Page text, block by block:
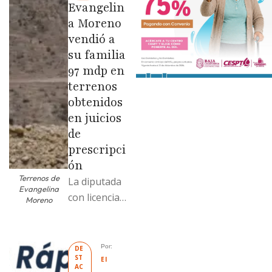
Terrenos de
Evangelina
Moreno
Evangelin
a Moreno
vendió a
su familia
97 mdp en
terrenos
obtenidos
en juicios
de
prescripci
ón
La diputada
con licencia
antecedente
s de
DE
ST
AC
Por:
El